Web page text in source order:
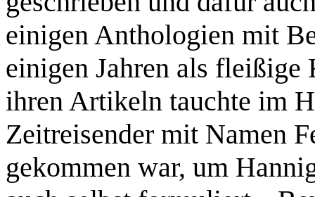
einigen Anthologien mit
einigen Jahren als
ihren Artikeln tauchte im
Zeitreisender mit Namen
gekommen war, um